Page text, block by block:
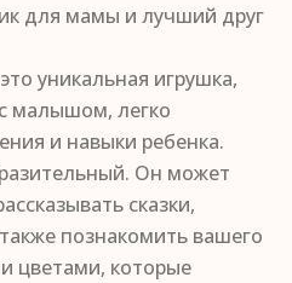
для мамы и лучший друг
уникальная игрушка,
малышом, легко
и навыки ребенка.
Он может
сказки,
познакомить вашего
цветами, которые